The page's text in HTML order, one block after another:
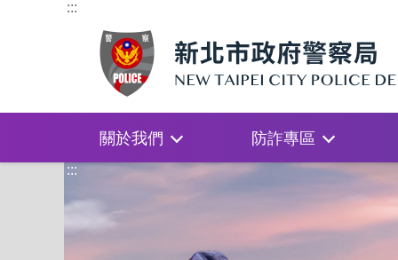
:::
關於我們 防詐專區
:::